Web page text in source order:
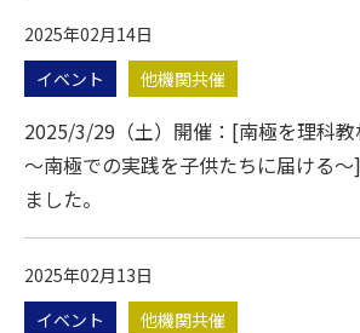
2025年02月14日
イベント
他機関共催
2025/3/29（土）開催：[南極を理科
～南極での実践を子供たちに届ける
ました。
2025年02月13日
イベント
他機関共催